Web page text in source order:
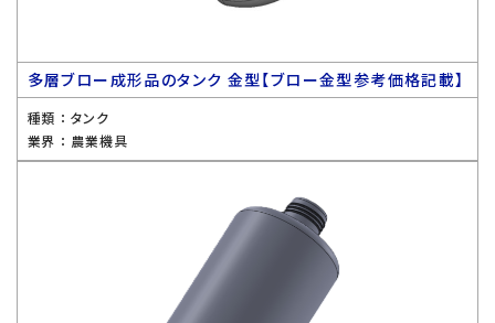
多層ブロー成形品のタンク 金型【ブロー金型参考価格記載】
種類 ： タンク
業界 ： 農業機具